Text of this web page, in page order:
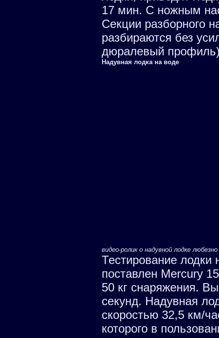
17 мин. С ножным
Секции разборного
разбираются без
дюралевый
Надувная лодка на воде
видео-ролик о надувной лодке
Тестирование
поставлен Mercury
50 кг снаряжения.
секунд. Надувная
скоростью 32,5 км/
которого в